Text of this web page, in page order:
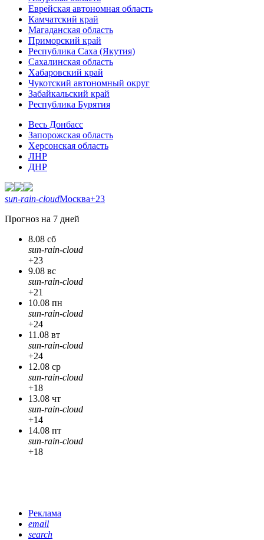
Еврейская автономная область
Камчатский край
Магаданская область
Приморский край
Республика Саха (Якутия)
Сахалинская область
Хабаровский край
Чукотский автономный округ
Забайкальский край
Республика Бурятия
Весь Донбасс
Запорожская область
Херсонская область
ЛНР
ДНР
sun-rain-cloudМосква+23
Прогноз на 7 дней
8.08 сб
sun-rain-cloud
+23
9.08 вс
sun-rain-cloud
+21
10.08 пн
sun-rain-cloud
+24
11.08 вт
sun-rain-cloud
+24
12.08 ср
sun-rain-cloud
+18
13.08 чт
sun-rain-cloud
+14
14.08 пт
sun-rain-cloud
+18
Реклама
email
search